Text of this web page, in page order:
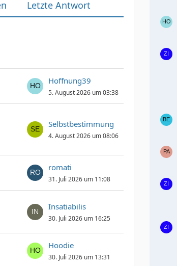
Letzte Antwort
Hoffnung39
5. August 2026 um 03:38
Selbstbestimmung
4. August 2026 um 08:06
romati
31. Juli 2026 um 11:08
Insatiabilis
30. Juli 2026 um 16:25
Hoodie
30. Juli 2026 um 13:31